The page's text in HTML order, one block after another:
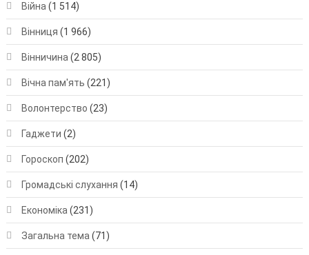
Війна (1 514)
Вінниця (1 966)
Вінничина (2 805)
Вічна пам'ять (221)
Волонтерство (23)
Гаджети (2)
Гороскоп (202)
Громадські слухання (14)
Економіка (231)
Загальна тема (71)